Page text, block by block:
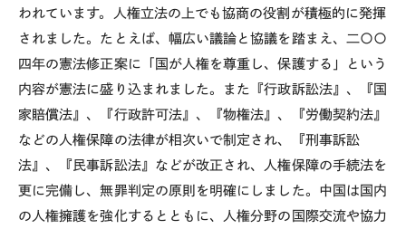
われています。人権立法の上でも協商の役割が積極的に発揮
されました。たとえば、幅広い議論と協議を踏まえ、二〇〇
四年の憲法修正案に「国が人権を尊重し、保護する」という
内容が憲法に盛り込まれました。また『行政訴訟法』、『国
家賠償法』、『行政許可法』、『物権法』、『労働契約法』
などの人権保障の法律が相次いで制定され、『刑事訴訟
法』、『民事訴訟法』などが改正され、人権保障の手続法を
更に完備し、無罪判定の原則を明確にしました。中国は国内
の人権擁護を強化するとともに、人権分野の国際交流や協力